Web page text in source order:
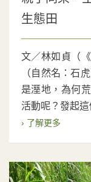
生態田
文／林如貞（
（自然名：石
是溼地，為何
活動呢？發起這
› 了解更多